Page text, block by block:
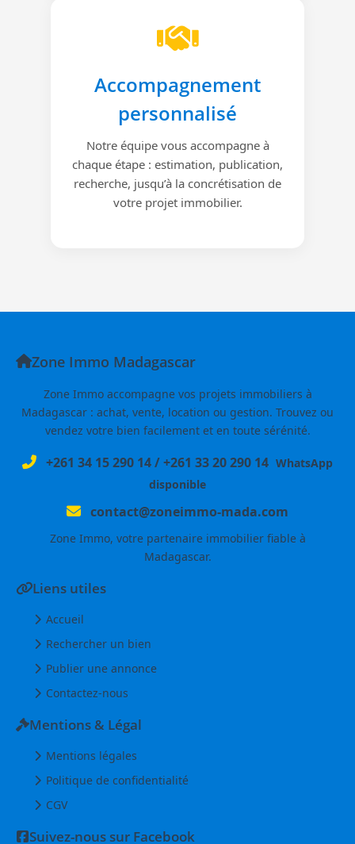
Accompagnement
personnalisé
Notre équipe vous accompagne à
chaque étape : estimation, publication,
recherche, jusqu’à la concrétisation de
votre projet immobilier.
Zone Immo Madagascar
Zone Immo accompagne vos projets immobiliers à
Madagascar : achat, vente, location ou gestion. Trouvez ou
vendez votre bien facilement et en toute sérénité.
+261 34 15 290 14/+261 33 20 290 14 WhatsApp
disponible
contact@zoneimmo-mada.com
Zone Immo, votre partenaire immobilier fiable à
Madagascar.
Liens utiles
Accueil
Rechercher un bien
Publier une annonce
Contactez-nous
Mentions & Légal
Mentions légales
Politique de confidentialité
CGV
Suivez-nous sur Facebook